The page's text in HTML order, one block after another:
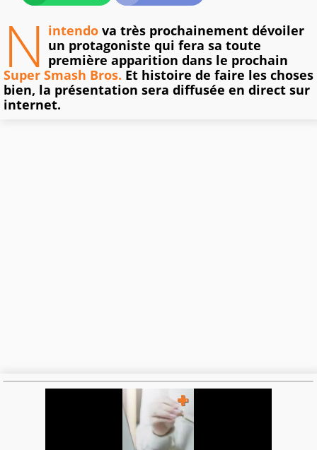
N intendo va très prochainement dévoiler
un protagoniste qui fera sa toute
première apparition dans le prochain
Super Smash Bros. Et histoire de faire les choses
bien, la présentation sera diffusée en direct sur
internet.